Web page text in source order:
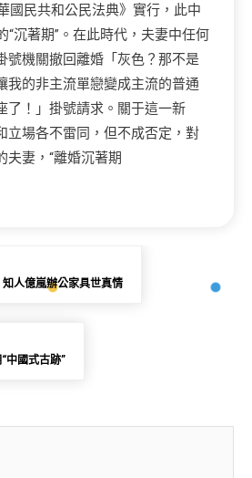
國民共和公民法典》實行，此中
“沉著期”。在此時代，夫妻中任何
號機關撤回離婚「灰色？那不是
我的非主流單戀變成主流的普通
了！」掛號請求。關于這一新
立場各不雷同，但不成否定，對
夫妻，“離婚沉著期
人億嵐辦公家具世真情
中國式古跡”